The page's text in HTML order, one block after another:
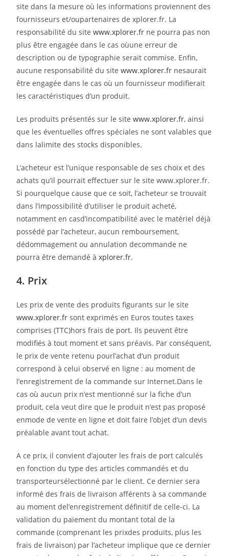
site dans la mesure où les informations proviennent des
fournisseurs et/oupartenaires de xplorer.fr. La
responsabilité du sitewww.xplorer.fr ne pourra pas non
plus être engagée dans le cas oùune erreur de
description ou de typographie serait commise. Enfin,
aucune responsabilité du sitewww.xplorer.fr nesaurait
être engagée dans le cas où un fournisseur modifierait
les caractéristiques d’un produit.
Les produits présentés sur le sitewww.xplorer.fr, ainsi
que les éventuelles offres spéciales ne sont valables que
dans lalimite des stocks disponibles.
L’acheteur est l’unique responsable de ses choix et des
achats qu’il pourrait effectuer sur le site www.xplorer.fr.
Si pourquelque cause que ce soit, l’acheteur se trouvait
dans l’impossibilité d’utiliser le produit acheté,
notamment en casd’incompatibilité avec le matériel déjà
possédé par l’acheteur, aucun remboursement,
dédommagement ou annulation decommande ne
pourra être demandé àxplorer.fr.
4. Prix
Les prix de vente des produits figurants sur le site
www.xplorer.fr sont exprimés en Euros toutes taxes
comprises (TTC)hors frais de port. Ils peuvent être
modifiés à tout moment et sans préavis. Par conséquent,
le prix de vente retenu pourl’achat d’un produit
correspond à celui observé en ligne : au moment de
l’enregistrement de la commande sur Internet.Dans le
cas où aucun prix n’est mentionné sur la fiche d’un
produit, cela veut dire que le produit n’est pas proposé
enmode de vente en ligne et doit faire l’objet d’un devis
préalable avant tout achat.
A ce prix, il convient d’ajouter les frais de port calculés
en fonction du type des articles commandés et du
transporteursélectionné par le client. Ce dernier sera
informé des frais de livraison afférents à sa commande
au moment del’enregistrement définitif de celle-ci. La
validation du paiement du montant total de la
commande (comprenant les prixdes produits, plus les
frais de livraison) par l’acheteur implique que ce dernier